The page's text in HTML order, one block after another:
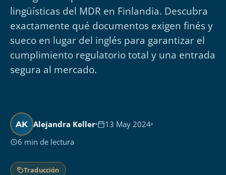
lingüísticas del MDR en Finlandia. Descubra
exactamente qué documentos exigen finés y
sueco en lugar del inglés para garantizar el
cumplimiento regulatorio total y una entrada
segura al mercado.
AK Alejandra Keller
13 May 2024
6 min de lectura
Traducción